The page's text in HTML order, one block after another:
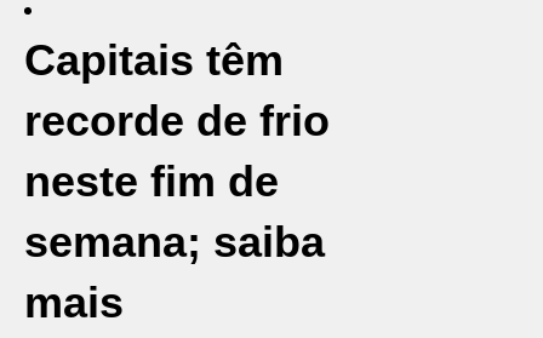
Capitais têm
recorde de frio
neste fim de
semana; saiba
mais